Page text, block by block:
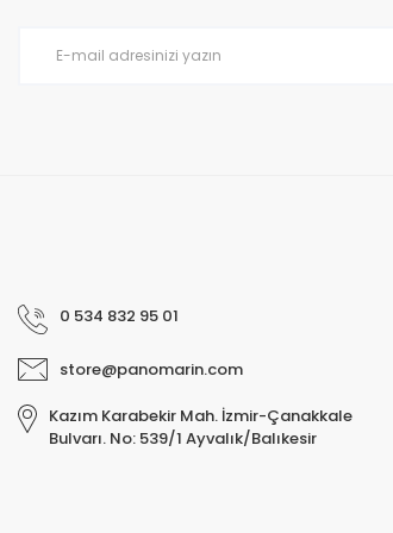
0 534 832 95 01
store@panomarin.com
Kazım Karabekir Mah. İzmir-Çanakkale
Bulvarı. No: 539/1 Ayvalık/Balıkesir